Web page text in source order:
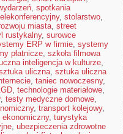
, spotkania
, stolarstwo,
miasta, street
rustykalny, surowce
ERP w firmie, systemy
płatnicze, szkoła filmowa
inteligencja w kulturze,
uliczna, sztuka uliczna
, taniec nowoczesny,
, technologie materiałowe,
, testy medyczne domowe,
, transport kolejowy,
ekonomiczny, turystyka
, ubezpieczenia zdrowotne